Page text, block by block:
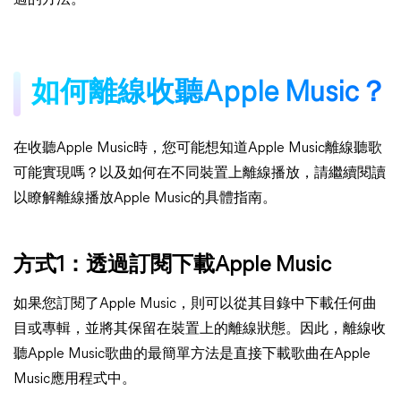
如何離線收聽Apple Music？
在收聽Apple Music時，您可能想知道Apple Music離線聽歌
可能實現嗎？以及如何在不同裝置上離線播放，請繼續閱讀
以瞭解離線播放Apple Music的具體指南。
方式1：透過訂閱下載Apple Music
如果您訂閱了Apple Music，則可以從其目錄中下載任何曲
目或專輯，並將其保留在裝置上的離線狀態。因此，離線收
聽Apple Music歌曲的最簡單方法是直接下載歌曲在Apple
Music應用程式中。